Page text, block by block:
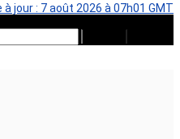
à jour : 7 août 2026 à 07h01 GMT